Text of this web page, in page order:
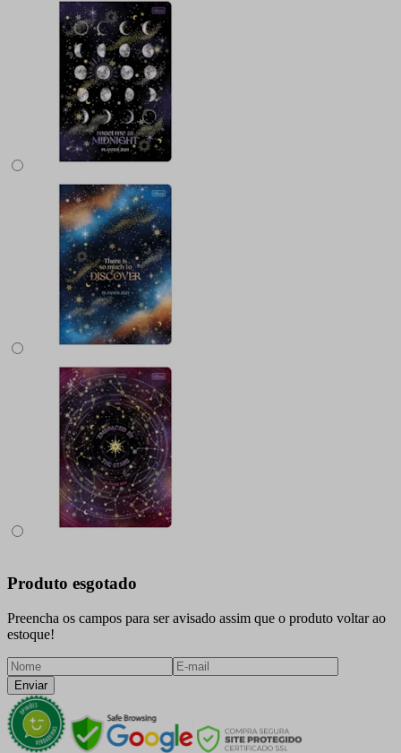
Produto esgotado
Preencha os campos para ser avisado assim que o produto voltar ao
estoque!
Enviar